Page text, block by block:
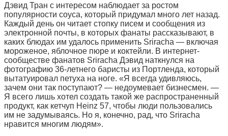
Дэвид Тран с интересом наблюдает за ростом
популярности соуса, который придумал много лет назад.
Каждый день он читает стопку писем и сообщения из
электронной почты, в которых фанаты рассказывают, в
каких блюдах им удалось применить Sriracha — включая
мороженое, яблочное пюре и коктейли. В интернет-
сообществе фанатов Sriracha Дэвид наткнулся на
фотографию 36-летнего баристы из Портленда, который
вытатуировал петуха на ноге. «Я всегда удивляюсь,
зачем они так поступают? — недоумевает бизнесмен. —
Я всего лишь хотел создать такой же распространенный
продукт, как кетчуп Heinz 57, чтобы люди пользовались
им не задумываясь. Но я, конечно, рад, что Sriracha
нравится многим людям».